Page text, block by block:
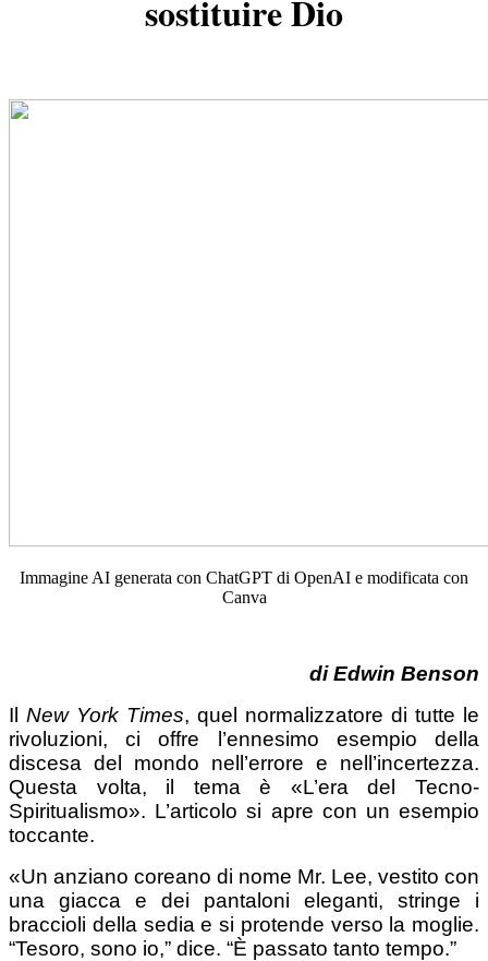
sostituire Dio
Immagine AI generata con ChatGPT di OpenAI e modificata con
Canva
di Edwin Benson
Il New York Times, quel normalizzatore di tutte le
rivoluzioni, ci offre l’ennesimo esempio della
discesa del mondo nell’errore e nell’incertezza.
Questa volta, il tema è «L’era del Tecno-
Spiritualismo». L’articolo si apre con un esempio
toccante.
«Un anziano coreano di nome Mr. Lee, vestito con
una giacca e dei pantaloni eleganti, stringe i
braccioli della sedia e si protende verso la moglie.
“Tesoro, sono io,” dice. “È passato tanto tempo.”